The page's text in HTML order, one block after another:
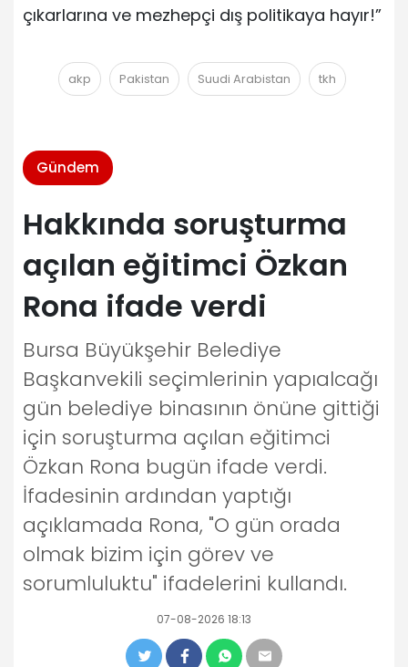
çıkarlarına ve mezhepçi dış politikaya hayır!”
akp Pakistan Suudi Arabistan tkh
Gündem
Hakkında soruşturma
açılan eğitimci Özkan
Rona ifade verdi
Bursa Büyükşehir Belediye
Başkanvekili seçimlerinin yapıalcağı
gün belediye binasının önüne gittiği
için soruşturma açılan eğitimci
Özkan Rona bugün ifade verdi.
İfadesinin ardından yaptığı
açıklamada Rona, "O gün orada
olmak bizim için görev ve
sorumluluktu" ifadelerini kullandı.
07-08-2026 18:13